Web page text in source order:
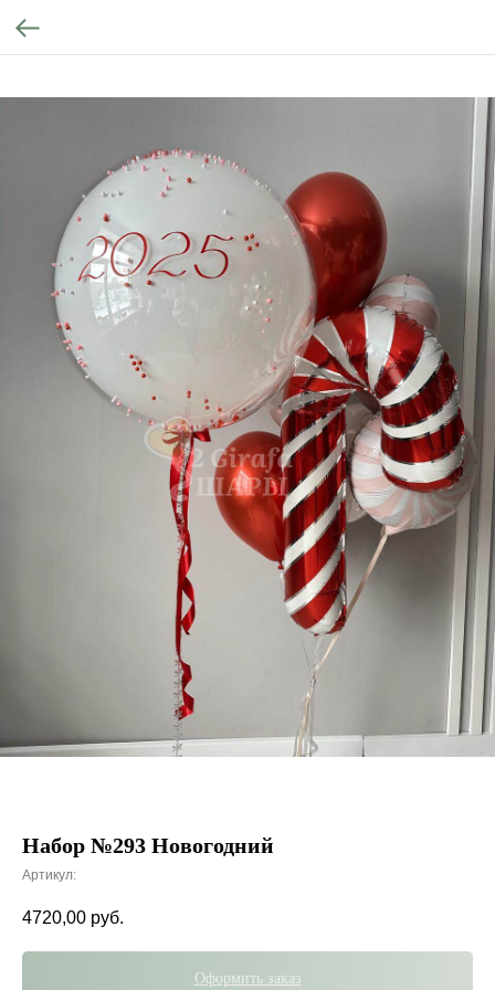
Набор №293 Новогодний
Артикул:
4720,00 руб.
Оформить заказ